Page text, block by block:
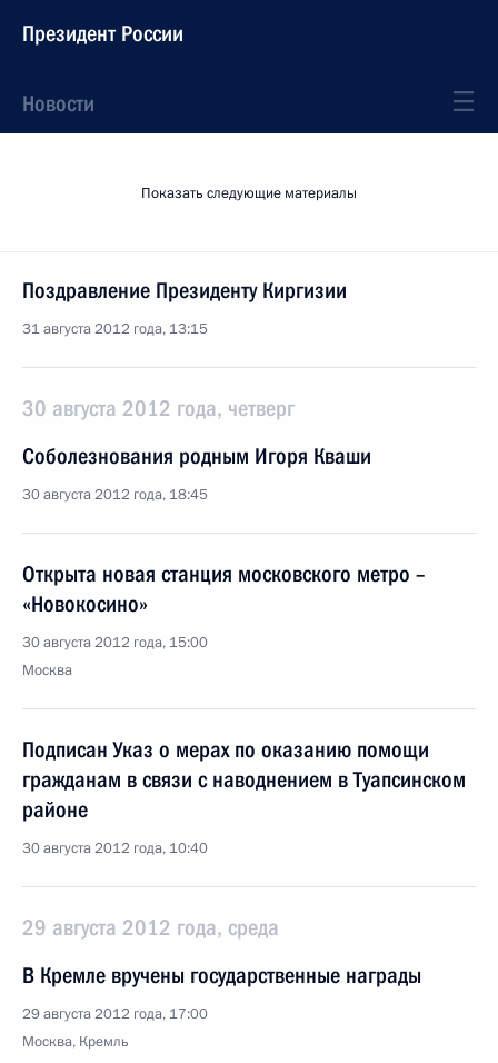
Президент России
Новости
Показать следующие материалы
Поздравление Президенту Киргизии
31 августа 2012 года, 13:15
30 августа 2012 года, четверг
Соболезнования родным Игоря Кваши
30 августа 2012 года, 18:45
Открыта новая станция московского метро –
«Новокосино»
30 августа 2012 года, 15:00
Москва
Подписан Указ о мерах по оказанию помощи
гражданам в связи с наводнением в Туапсинском
районе
30 августа 2012 года, 10:40
29 августа 2012 года, среда
В Кремле вручены государственные награды
29 августа 2012 года, 17:00
Москва, Кремль